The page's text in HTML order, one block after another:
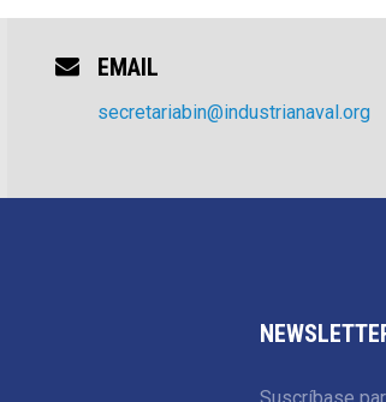
EMAIL
secretariabin@industrianaval.org